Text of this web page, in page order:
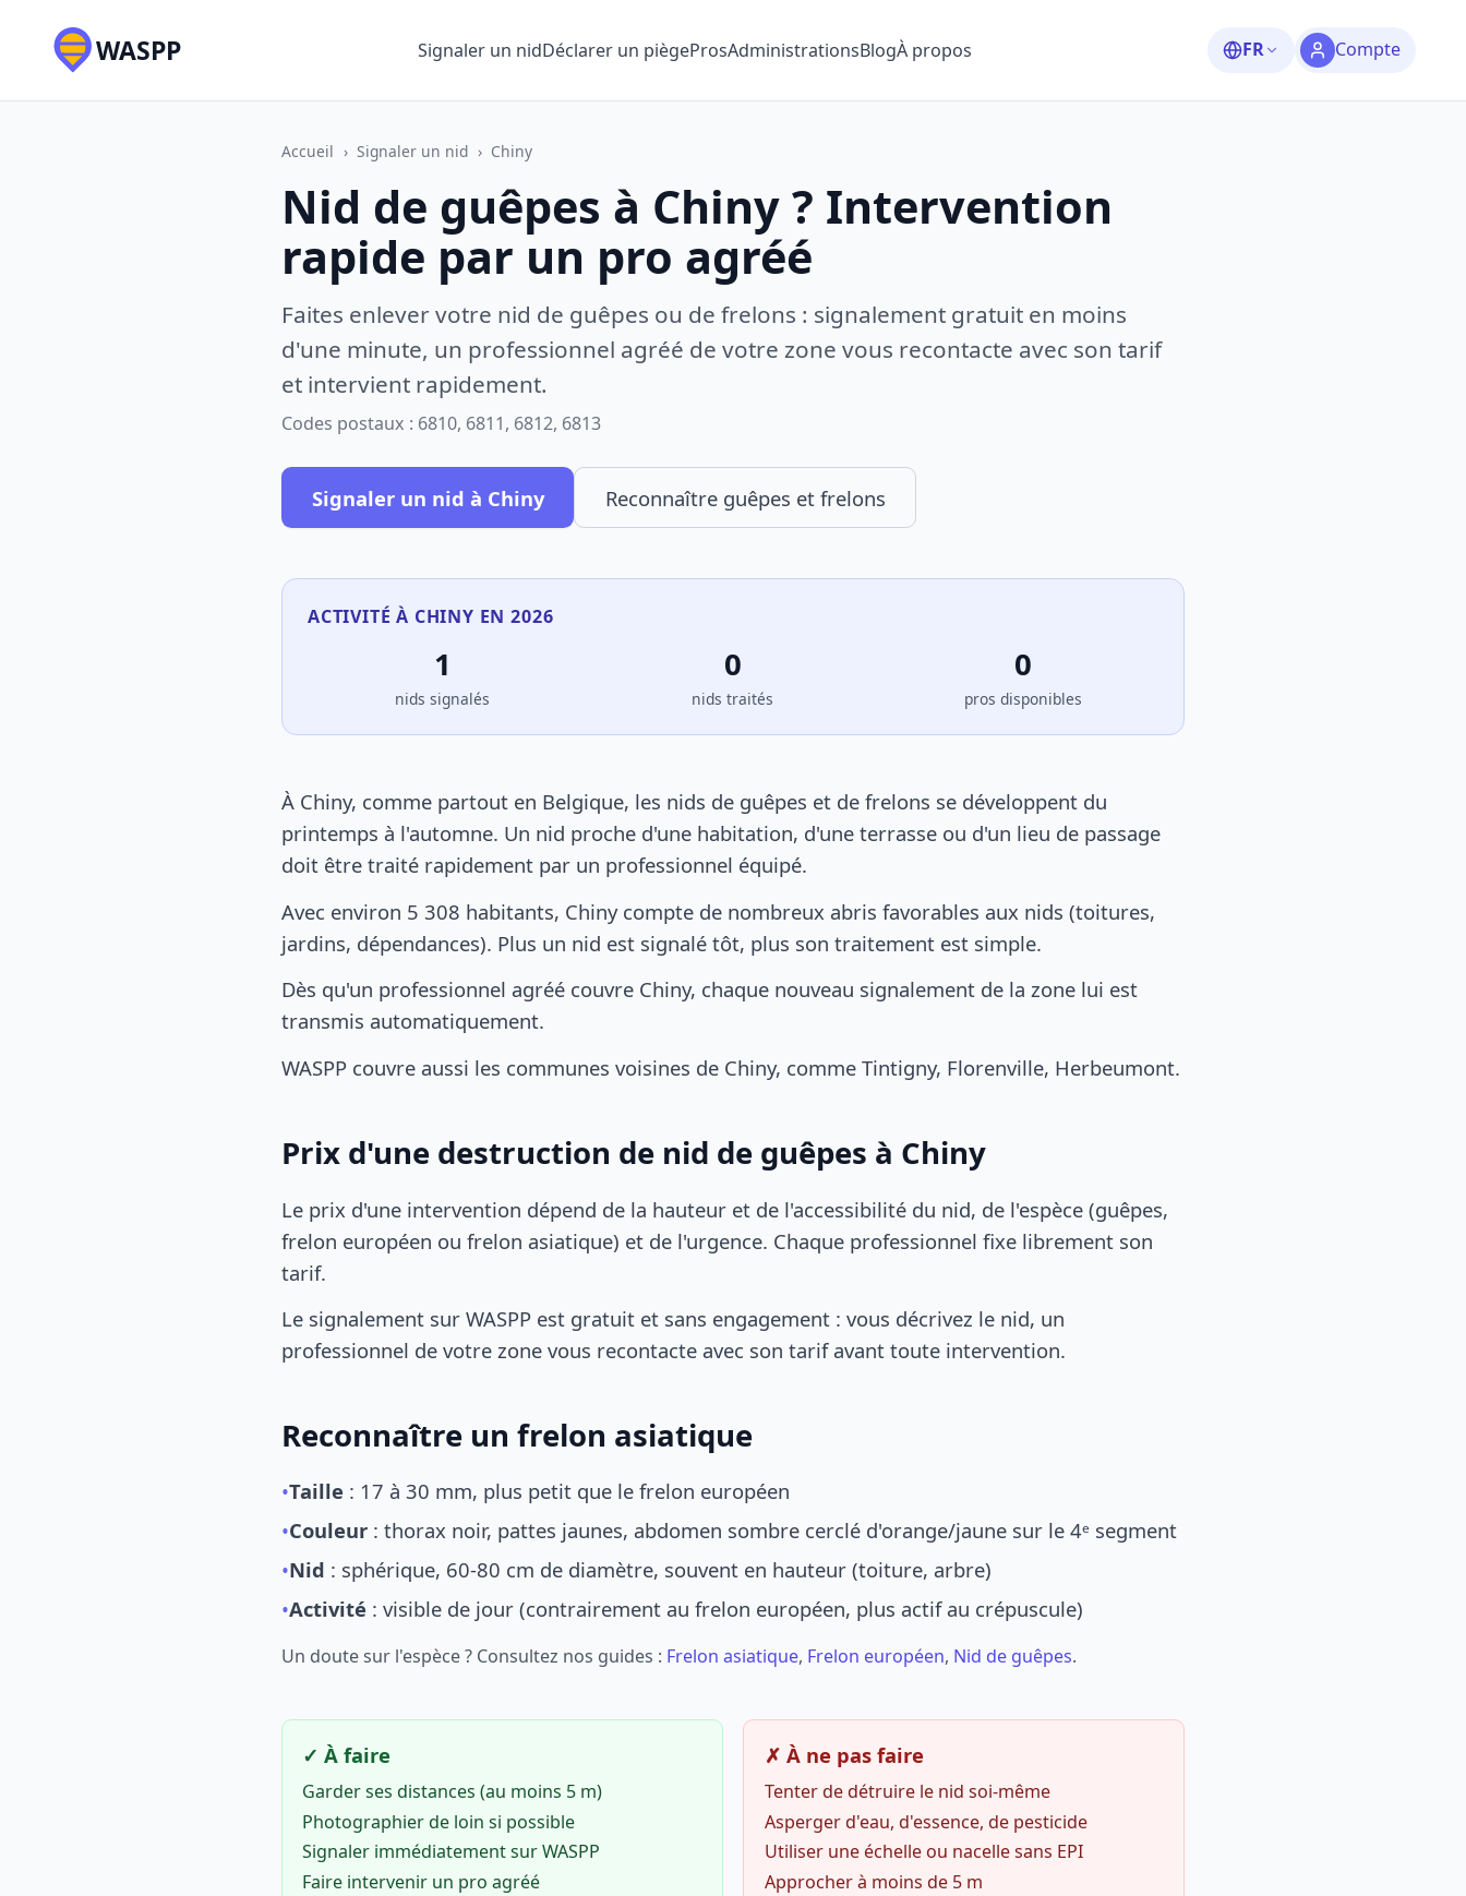
WASPP Signaler un nidDéclarer un piègeProsAdministrationsBlogÀ propos FR Compte
Accueil › Signaler un nid › Chiny
Nid de guêpes à Chiny ? Intervention
rapide par un pro agréé
Faites enlever votre nid de guêpes ou de frelons : signalement gratuit en moins
d'une minute, un professionnel agréé de votre zone vous recontacte avec son tarif
et intervient rapidement.
Codes postaux : 6810, 6811, 6812, 6813
Signaler un nid à Chiny Reconnaître guêpes et frelons
ACTIVITÉ À CHINY EN 2026
1
nids signalés
0
nids traités
0
pros disponibles
À Chiny, comme partout en Belgique, les nids de guêpes et de frelons se développent du
printemps à l'automne. Un nid proche d'une habitation, d'une terrasse ou d'un lieu de passage
doit être traité rapidement par un professionnel équipé.
Avec environ 5 308 habitants, Chiny compte de nombreux abris favorables aux nids (toitures,
jardins, dépendances). Plus un nid est signalé tôt, plus son traitement est simple.
Dès qu'un professionnel agréé couvre Chiny, chaque nouveau signalement de la zone lui est
transmis automatiquement.
WASPP couvre aussi les communes voisines de Chiny, comme Tintigny, Florenville, Herbeumont.
Prix d'une destruction de nid de guêpes à Chiny
Le prix d'une intervention dépend de la hauteur et de l'accessibilité du nid, de l'espèce (guêpes,
frelon européen ou frelon asiatique) et de l'urgence. Chaque professionnel fixe librement son
tarif.
Le signalement sur WASPP est gratuit et sans engagement : vous décrivez le nid, un
professionnel de votre zone vous recontacte avec son tarif avant toute intervention.
Reconnaître un frelon asiatique
•Taille : 17 à 30 mm, plus petit que le frelon européen
•Couleur : thorax noir, pattes jaunes, abdomen sombre cerclé d'orange/jaune sur le 4ᵉ segment
•Nid : sphérique, 60-80 cm de diamètre, souvent en hauteur (toiture, arbre)
•Activité : visible de jour (contrairement au frelon européen, plus actif au crépuscule)
Un doute sur l'espèce ? Consultez nos guides : Frelon asiatique, Frelon européen, Nid de guêpes.
✓ À faire
Garder ses distances (au moins 5 m)
Photographier de loin si possible
Signaler immédiatement sur WASPP
Faire intervenir un pro agréé
✗ À ne pas faire
Tenter de détruire le nid soi-même
Asperger d'eau, d'essence, de pesticide
Utiliser une échelle ou nacelle sans EPI
Approcher à moins de 5 m